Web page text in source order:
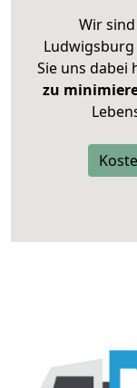
Wir
Ludwigsburg
Sie uns dabei
zu